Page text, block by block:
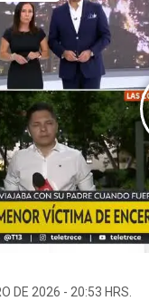
DE 2026 - 20:53 HRS.